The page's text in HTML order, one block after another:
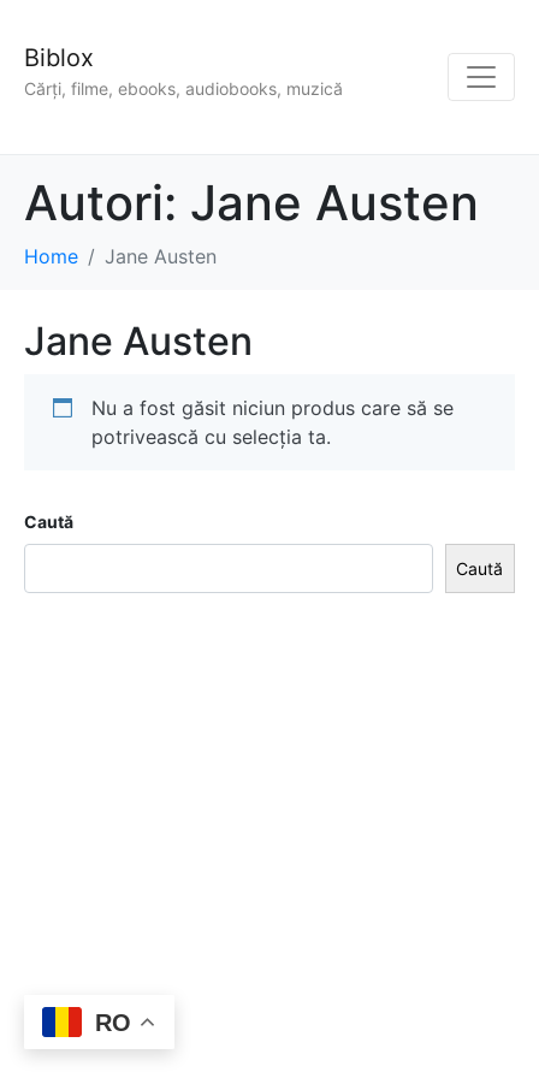
Biblox
Cărți, filme, ebooks, audiobooks, muzică
Autori: Jane Austen
Home Jane Austen
Jane Austen
Nu a fost găsit niciun produs care să se
potrivească cu selecția ta.
Caută
Caută
RO